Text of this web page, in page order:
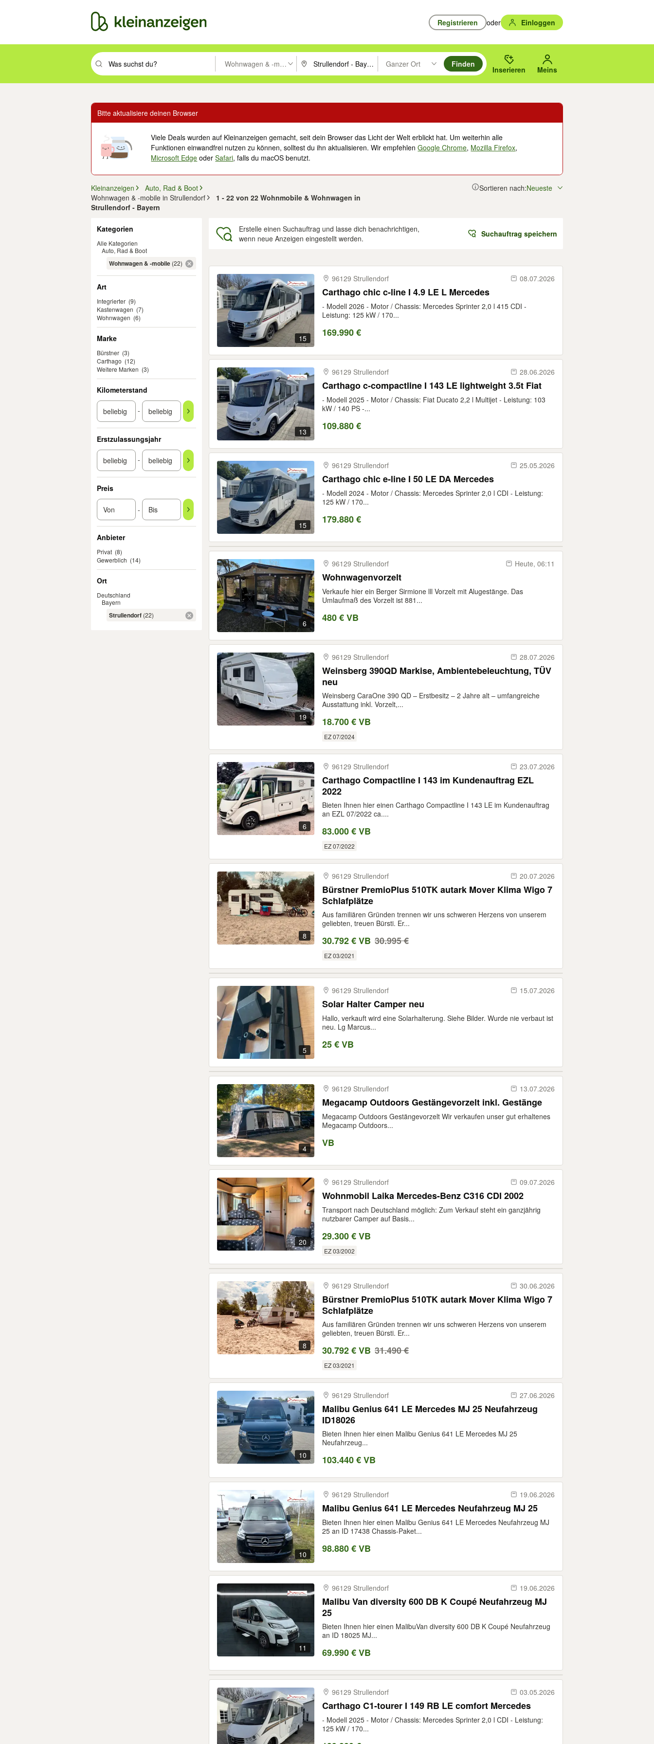
Registrieren oder Einloggen
Suchbegriff eingeben. Eingabetaste drücken um zu suchen, oder Vorschläge mit den Pfeiltasten nach oben/unten durchsuchen und mit Eingabetaste auswählen.
Wohnwagen & -mobile PLZ oder Ort eingeben. Eingabetaste drücken um zu suchen, oder Vorschläge mit den Pfeiltasten nach oben/
Ganzer Ort
Suche im Umkreis des gewählten Orts oder PLZ.
Finden
Inserieren Meins
Bitte aktualisiere deinen Browser
Viele Deals wurden auf Kleinanzeigen gemacht, seit dein Browser das Licht der Welt erblickt hat. Um weiterhin alle
Funktionen einwandfrei nutzen zu können, solltest du ihn aktualisieren. Wir empfehlenGoogle Chrome, Mozilla Firefox,
Microsoft Edge oderSafari, falls du macOS benutzt.
Kleinanzeigen
Auto, Rad & Boot
Wohnwagen & -mobile in Strullendorf
1 - 22 von 22 Wohnmobile & Wohnwagen in
Strullendorf - Bayern
Sortieren nach:Neueste
Kategorien
Alle Kategorien
Auto, Rad & Boot
Wohnwagen & -mobile (22)
Art
Integrierter (9)
Kastenwagen (7)
Wohnwagen (6)
Marke
Bürstner (3)
Carthago (12)
Weitere Marken (3)
Kilometerstand
-
Erstzulassungsjahr
-
Preis
-
Anbieter
Privat (8)
Gewerblich (14)
Ort
Deutschland
Bayern
Strullendorf (22)
Erstelle einen Suchauftrag und lasse dich benachrichtigen,
wenn neue Anzeigen eingestellt werden.
Suchauftrag speichern
15
96129 Strullendorf 08.07.2026
Carthago chic c-line I 4.9 LE L Mercedes
- Modell 2026 - Motor / Chassis: Mercedes Sprinter 2,0 l 415 CDI -
Leistung: 125 kW / 170...
169.990 €
13
96129 Strullendorf 28.06.2026
Carthago c-compactline I 143 LE lightweight 3.5t Fiat
- Modell 2025 - Motor / Chassis: Fiat Ducato 2,2 l Multijet - Leistung: 103
kW / 140 PS -...
109.880 €
15
96129 Strullendorf 25.05.2026
Carthago chic e-line I 50 LE DA Mercedes
- Modell 2024 - Motor / Chassis: Mercedes Sprinter 2,0 l CDI - Leistung:
125 kW / 170...
179.880 €
6
96129 Strullendorf Heute, 06:11
Wohnwagenvorzelt
Verkaufe hier ein Berger Sirmione lll Vorzelt mit Alugestänge. Das
Umlaufmaß des Vorzelt ist 881...
480 € VB
19
96129 Strullendorf 28.07.2026
Weinsberg 390QD Markise, Ambientebeleuchtung, TÜV
neu
Weinsberg CaraOne 390 QD – Erstbesitz – 2 Jahre alt – umfangreiche
Ausstattung inkl. Vorzelt,...
18.700 € VB
EZ 07/2024
6
96129 Strullendorf 23.07.2026
Carthago Compactline I 143 im Kundenauftrag EZL
2022
Bieten Ihnen hier einen Carthago Compactline I 143 LE im Kundenauftrag
an EZL 07/2022 ca....
83.000 € VB
EZ 07/2022
8
96129 Strullendorf 20.07.2026
Bürstner PremioPlus 510TK autark Mover Klima Wigo 7
Schlafplätze
Aus familiären Gründen trennen wir uns schweren Herzens von unserem
geliebten, treuen Bürsti. Er...
30.792 € VB 30.995 €
EZ 03/2021
5
96129 Strullendorf 15.07.2026
Solar Halter Camper neu
Hallo, verkauft wird eine Solarhalterung. Siehe Bilder. Wurde nie verbaut ist
neu. Lg Marcus...
25 € VB
4
96129 Strullendorf 13.07.2026
Megacamp Outdoors Gestängevorzelt inkl. Gestänge
Megacamp Outdoors Gestängevorzelt Wir verkaufen unser gut erhaltenes
Megacamp Outdoors...
VB
20
96129 Strullendorf 09.07.2026
Wohnmobil Laika Mercedes-Benz C316 CDI 2002
Transport nach Deutschland möglich: Zum Verkauf steht ein ganzjährig
nutzbarer Camper auf Basis...
29.300 € VB
EZ 03/2002
8
96129 Strullendorf 30.06.2026
Bürstner PremioPlus 510TK autark Mover Klima Wigo 7
Schlafplätze
Aus familiären Gründen trennen wir uns schweren Herzens von unserem
geliebten, treuen Bürsti. Er...
30.792 € VB 31.490 €
EZ 03/2021
10
96129 Strullendorf 27.06.2026
Malibu Genius 641 LE Mercedes MJ 25 Neufahrzeug
ID18026
Bieten Ihnen hier einen Malibu Genius 641 LE Mercedes MJ 25
Neufahrzeug...
103.440 € VB
10
96129 Strullendorf 19.06.2026
Malibu Genius 641 LE Mercedes Neufahrzeug MJ 25
Bieten Ihnen hier einen Malibu Genius 641 LE Mercedes Neufahrzeug MJ
25 an ID 17438 Chassis-Paket...
98.880 € VB
11
96129 Strullendorf 19.06.2026
Malibu Van diversity 600 DB K Coupé Neufahrzeug MJ
25
Bieten Ihnen hier einen MalibuVan diversity 600 DB K Coupé Neufahrzeug
an ID 18025 MJ...
69.990 € VB
96129 Strullendorf 03.05.2026
Carthago C1-tourer I 149 RB LE comfort Mercedes
- Modell 2025 - Motor / Chassis: Mercedes Sprinter 2,0 l CDI - Leistung:
125 kW / 170...